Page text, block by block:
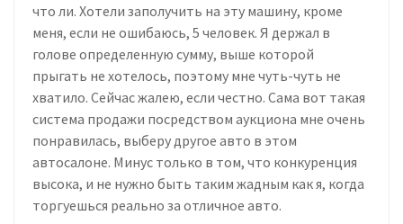
что ли. Хотели заполучить на эту машину, кроме
меня, если не ошибаюсь, 5 человек. Я держал в
голове определенную сумму, выше которой
прыгать не хотелось, поэтому мне чуть-чуть не
хватило. Сейчас жалею, если честно. Сама вот такая
система продажи посредством аукциона мне очень
понравилась, выберу другое авто в этом
автосалоне. Минус только в том, что конкуренция
высока, и не нужно быть таким жадным как я, когда
торгуешься реально за отличное авто.